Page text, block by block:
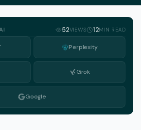
52VIEWS 12MIN READ
Perplexity
Grok
Google